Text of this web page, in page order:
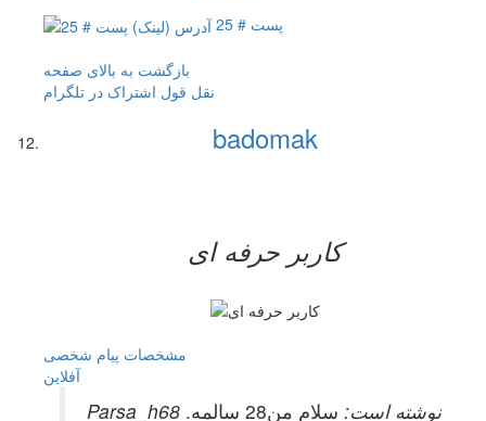
پست # 25
بازگشت به بالای صفحه
نقل قول اشتراک در تلگرام
badomak
کاربر حرفه ای
مشخصات پیام شخصی
آفلاين
Parsa_h68 نوشته است:
سلام من28 سالمه.